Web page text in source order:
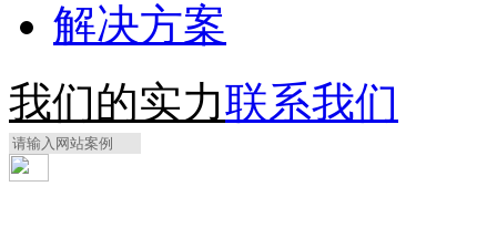
解决方案
我们的实力联系我们